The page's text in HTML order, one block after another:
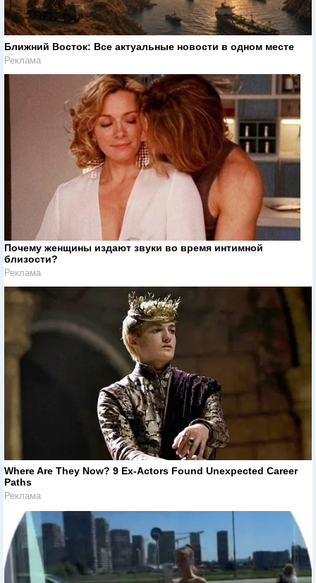
Ближний Восток: Все актуальные новости в одном месте
Реклама
Почему женщины издают звуки во время интимной
близости?
Реклама
Where Are They Now? 9 Ex-Actors Found Unexpected Career
Paths
Реклама